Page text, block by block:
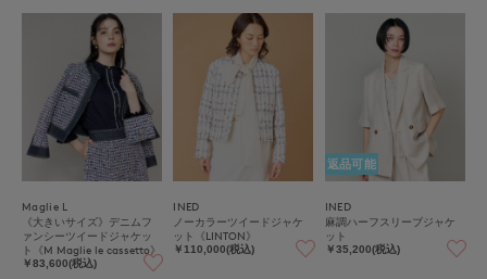
Maglie L
《大きいサイズ》デニムフ
ァンシーツイードジャケッ
ト《M Maglie le cassetto》
￥83,600(税込)
INED
ノーカラーツイードジャケ
ット《LINTON》
￥110,000(税込)
返品可能
INED
麻調ハーフスリーブジャケ
ット
￥35,200(税込)